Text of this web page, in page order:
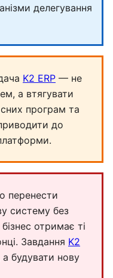
делегування
K2 ERP — не
а втягувати
програм та
до
перенести
систему без
отримає ті
Завдання K2
будувати нову